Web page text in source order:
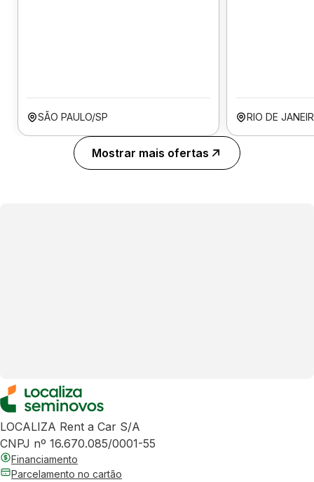
SÃO PAULO/SP RIO DE
Mostrar mais ofertas
LOCALIZA Rent a Car S/A
CNPJ nº 16.670.085/0001-55
Financiamento
Parcelamento no cartão